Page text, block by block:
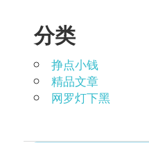
分类
挣点小钱
精品文章
网罗灯下黑